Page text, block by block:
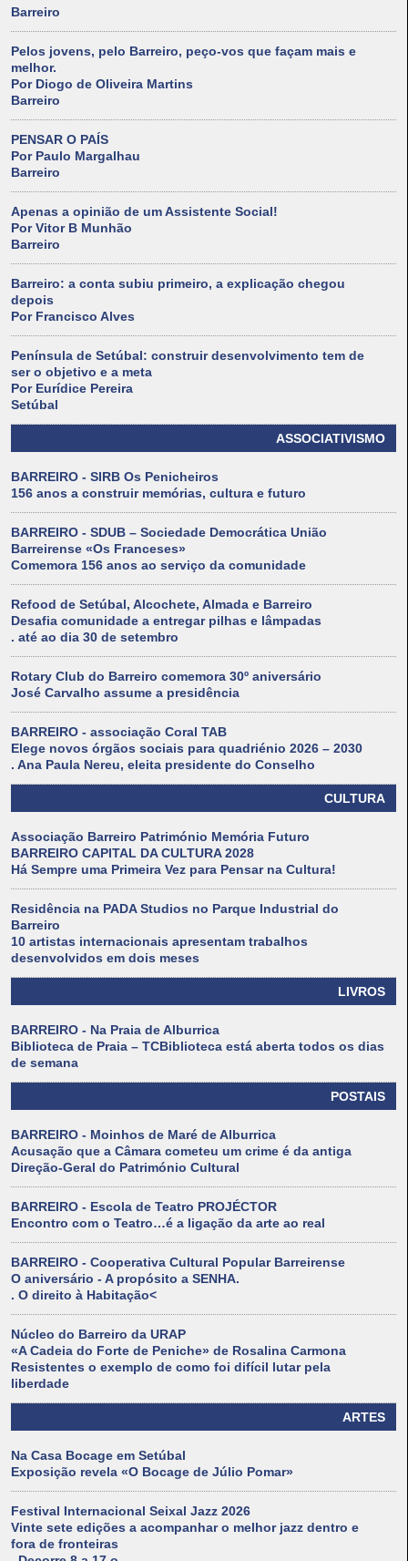
Barreiro
Pelos jovens, pelo Barreiro, peço-vos que façam mais e
melhor.
Por Diogo de Oliveira Martins
Barreiro
PENSAR O PAÍS
Por Paulo Margalhau
Barreiro
Apenas a opinião de um Assistente Social!
Por Vitor B Munhão
Barreiro
Barreiro: a conta subiu primeiro, a explicação chegou
depois
Por Francisco Alves
Península de Setúbal: construir desenvolvimento tem de
ser o objetivo e a meta
Por Eurídice Pereira
Setúbal
ASSOCIATIVISMO
BARREIRO - SIRB Os Penicheiros
156 anos a construir memórias, cultura e futuro
BARREIRO - SDUB – Sociedade Democrática União
Barreirense «Os Franceses»
Comemora 156 anos ao serviço da comunidade
Refood de Setúbal, Alcochete, Almada e Barreiro
Desafia comunidade a entregar pilhas e lâmpadas
. até ao dia 30 de setembro
Rotary Club do Barreiro comemora 30º aniversário
José Carvalho assume a presidência
BARREIRO - associação Coral TAB
Elege novos órgãos sociais para quadriénio 2026 – 2030
. Ana Paula Nereu, eleita presidente do Conselho
CULTURA
Associação Barreiro Património Memória Futuro
BARREIRO CAPITAL DA CULTURA 2028
Há Sempre uma Primeira Vez para Pensar na Cultura!
Residência na PADA Studios no Parque Industrial do
Barreiro
10 artistas internacionais apresentam trabalhos
desenvolvidos em dois meses
LIVROS
BARREIRO - Na Praia de Alburrica
Biblioteca de Praia – TCBiblioteca está aberta todos os dias
de semana
POSTAIS
BARREIRO - Moinhos de Maré de Alburrica
Acusação que a Câmara cometeu um crime é da antiga
Direção-Geral do Património Cultural
BARREIRO - Escola de Teatro PROJÉCTOR
Encontro com o Teatro…é a ligação da arte ao real
BARREIRO - Cooperativa Cultural Popular Barreirense
O aniversário - A propósito a SENHA.
. O direito à Habitação<
Núcleo do Barreiro da URAP
«A Cadeia do Forte de Peniche» de Rosalina Carmona
Resistentes o exemplo de como foi difícil lutar pela
liberdade
ARTES
Na Casa Bocage em Setúbal
Exposição revela «O Bocage de Júlio Pomar»
Festival Internacional Seixal Jazz 2026
Vinte sete edições a acompanhar o melhor jazz dentro e
fora de fronteiras